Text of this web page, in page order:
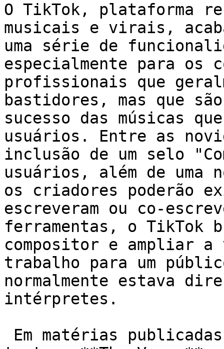
O TikTok, plataforma
musicais e virais,
uma série de
especialmente para os
profissionais que
bastidores, mas que
sucesso das músicas
usuários. Entre as
inclusão de um selo
usuários, além de uma
os criadores poderão
escreveram ou co-
ferramentas, o TikTok
compositor e ampliar
trabalho para um
normalmente estava
intérpretes.